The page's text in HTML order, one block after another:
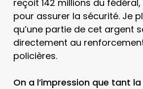
reçoit 142 millions du
pour assurer la sécurité. Je
qu’une partie de cet argent
directement au
policières.
On a l’impression que tant